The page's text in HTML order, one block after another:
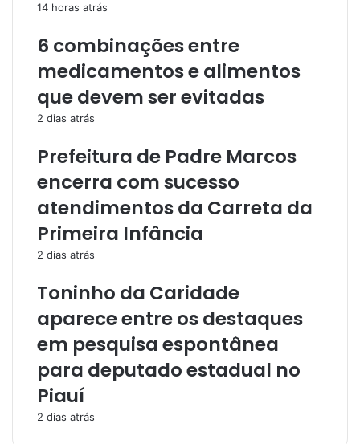
14 horas atrás
6 combinações entre
medicamentos e alimentos
que devem ser evitadas
2 dias atrás
Prefeitura de Padre Marcos
encerra com sucesso
atendimentos da Carreta da
Primeira Infância
2 dias atrás
Toninho da Caridade
aparece entre os destaques
em pesquisa espontânea
para deputado estadual no
Piauí
2 dias atrás